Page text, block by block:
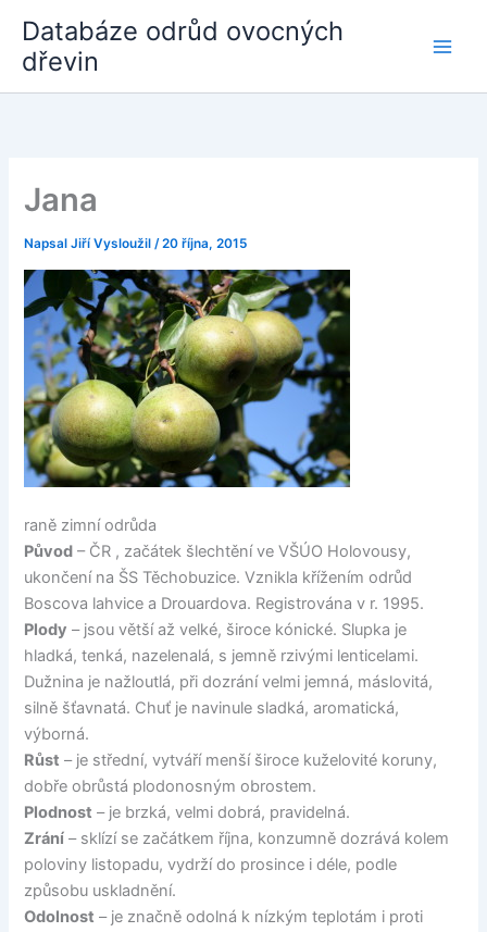
obsah
Databáze odrůd ovocných
dřevin
Jana
NapsalJiří Vysloužil/20 října, 2015
raně zimní odrůda
Původ – ČR , začátek šlechtění ve VŠÚO Holovousy,
ukončení na ŠS Těchobuzice. Vznikla křížením odrůd
Boscova lahvice a Drouardova. Registrována v r. 1995.
Plody – jsou větší až velké, široce kónické. Slupka je
hladká, tenká, nazelenalá, s jemně rzivými lenticelami.
Dužnina je nažloutlá, při dozrání velmi jemná, máslovitá,
silně šťavnatá. Chuť je navinule sladká, aromatická,
výborná.
Růst – je střední, vytváří menší široce kuželovité koruny,
dobře obrůstá plodonosným obrostem.
Plodnost – je brzká, velmi dobrá, pravidelná.
Zrání – sklízí se začátkem října, konzumně dozrává kolem
poloviny listopadu, vydrží do prosince i déle, podle
způsobu uskladnění.
Odolnost – je značně odolná k nízkým teplotám i proti